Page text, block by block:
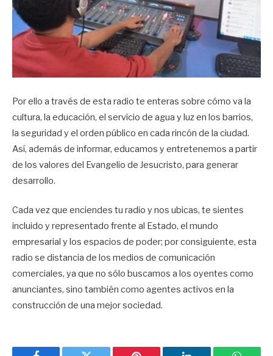
Por ello a través de esta radio te enteras sobre cómo va la
cultura, la educación, el servicio de agua y luz en los barrios,
la seguridad y el orden público en cada rincón de la ciudad.
Así, además de informar, educamos y entretenemos a partir
de los valores del Evangelio de Jesucristo, para generar
desarrollo.
Cada vez que enciendes tu radio y nos ubicas, te sientes
incluido y representado frente al Estado, el mundo
empresarial y los espacios de poder; por consiguiente, esta
radio se distancia de los medios de comunicación
comerciales, ya que no sólo buscamos a los oyentes como
anunciantes, sino también como agentes activos en la
construcción de una mejor sociedad.